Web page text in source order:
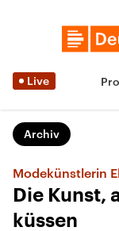
Live
Archiv
Modekünstlerin
Die Kunst,
küssen